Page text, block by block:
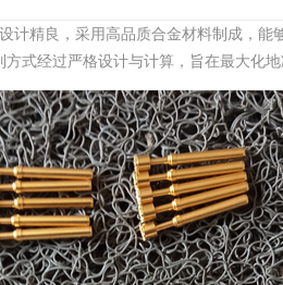
计精良，采用高品质合金材料制成，
方式经过严格设计与计算，旨在最大化